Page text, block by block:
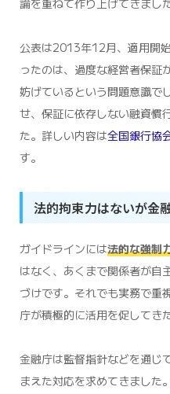
論を重ねて作り上げてきました
公表は2013年12月、適用開
ったのは、過度な経営者保証
妨げているという問題意識で
せ、保証に依存しない融資慣
た。詳しい内容は全国銀行協
す。
法的拘束力はないが金
ガイドラインには法的な強制
はなく、あくまで関係者が自
づけです。それでも実務で重
庁が積極的に活用を促してき
金融庁は監督指針などを通じ
まえた対応を求めてきました